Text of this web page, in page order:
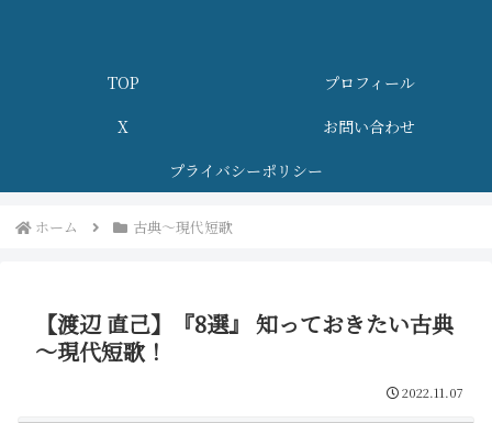
TOP
プロフィール
X
お問い合わせ
プライバシーポリシー
ホーム 古典～現代短歌
【渡辺 直己】『8選』 知っておきたい古典
～現代短歌！
2022.11.07